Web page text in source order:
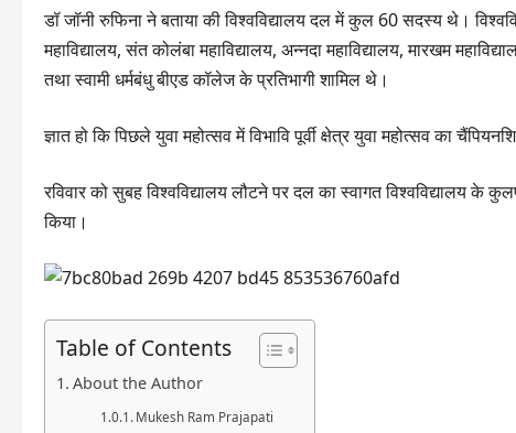
डॉ जॉनी रुफिना ने बताया की विश्वविद्यालय दल में कुल 60 सदस्य थे।
महाविद्यालय, संत कोलंबा महाविद्यालय, अन्नदा महाविद्यालय, मारखम
तथा स्वामी धर्मबंधु बीएड कॉलेज के प्रतिभागी शामिल थे।
ज्ञात हो कि पिछले युवा महोत्सव में विभावि पूर्वी क्षेत्र युवा महोत्सव का
रविवार को सुबह विश्वविद्यालय लौटने पर दल का स्वागत विश्वविद्यालय के
किया।
Table of Contents
About the Author
Mukesh Ram Prajapati